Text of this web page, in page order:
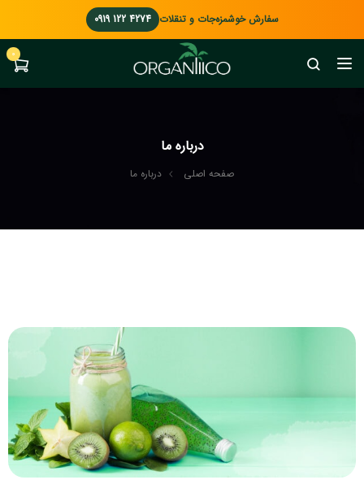
سفارش خوشمزه‌جات و تنقلات 0919 122 4274
0
درباره ما
صفحه اصلی درباره ما